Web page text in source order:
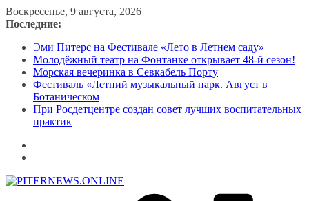
Перейти
к
Воскресенье, 9 августа, 2026
Последние:
Эми Питерс на Фестивале «Лето в Летнем саду»
Молодёжный театр на Фонтанке открывает 48-й сезон!
Морская вечеринка в Севкабель Порту
Фестиваль «Летний музыкальный парк. Август в
Ботаническом
При Росдетцентре создан совет лучших воспитательных
практик